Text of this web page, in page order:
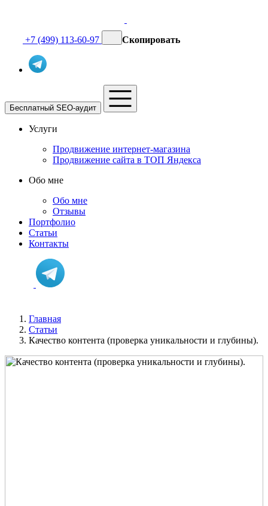
+7 (499) 113-60-97 Скопировать
Бесплатный SEO-аудит
Услуги
Продвижение интернет-магазина
Продвижение сайта в ТОП Яндекса
Обо мне
Обо мне
Отзывы
Портфолио
Статьи
Контакты
Главная
Статьи
Качество контента (проверка уникальности и глубины).